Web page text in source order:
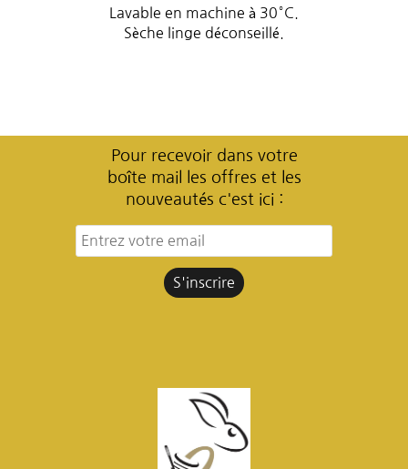
Lavable en machine à 30°C.
Sèche linge déconseillé.
Pour recevoir dans votre
boîte mail les offres et les
nouveautés c'est ici :